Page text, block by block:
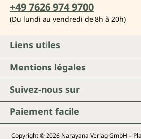
+49 7626 974 9700
(Du lundi au vendredi de 8h à 20h)
Suivez-nous sur
Paiement facile
Liens utiles
Mentions légales
Copyright © 2026 Narayana Verlag GmbH –